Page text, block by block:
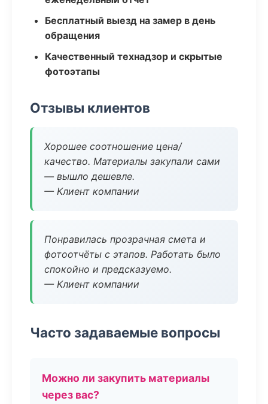
Бесплатный выезд на замер в день
обращения
Качественный технадзор и скрытые
фотоэтапы
Отзывы клиентов
Хорошее соотношение цена/
качество. Материалы закупали сами
— вышло дешевле.
— Клиент компании
Понравилась прозрачная смета и
фотоотчёты с этапов. Работать было
спокойно и предсказуемо.
— Клиент компании
Часто задаваемые вопросы
Можно ли закупить материалы
через вас?